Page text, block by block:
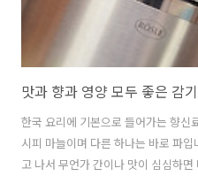
맛과 향과 영양 모두 좋은 감
한국 요리에 기본으로 들어가는 향신
시피 마늘이며 다른 하나는 바로 파
고 나서 무언가 간이나 맛이 심심하